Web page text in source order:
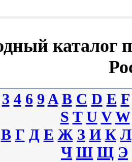
каталог
3 4 6 9 A B C D E F
S T U V W
В Г Д Е Ж З И К Л
Ч Ш Щ Э